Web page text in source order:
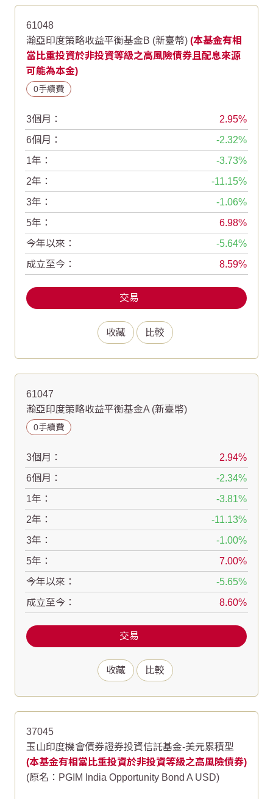
收藏 比較
61048
瀚亞印度策略收益平衡基金B (新臺幣) (本基金有相
當比重投資於非投資等級之高風險債券且配息來源
可能為本金)
0手續費
3個月：
2.95
6個月：
-2.32
1年：
-3.73
2年：
-11.15
3年：
-1.06
5年：
6.98
今年以來：
-5.64
成立至今：
8.59
交易
收藏 比較
61047
瀚亞印度策略收益平衡基金A (新臺幣)
0手續費
3個月：
2.94
6個月：
-2.34
1年：
-3.81
2年：
-11.13
3年：
-1.00
5年：
7.00
今年以來：
-5.65
成立至今：
8.60
交易
37045
玉山印度機會債券證券投資信託基金-美元累積型
(本基金有相當比重投資於非投資等級之高風險債券)
(原名：PGIM India Opportunity Bond A USD)